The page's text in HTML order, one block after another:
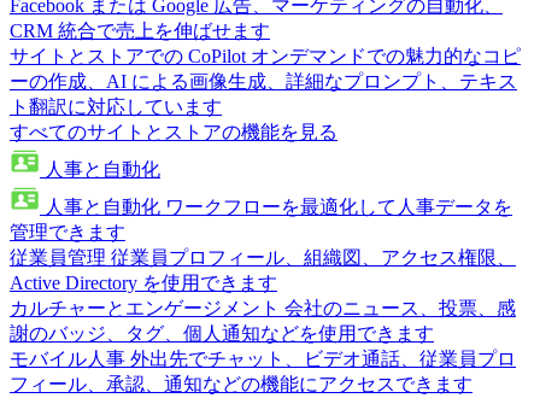
Facebook または Google 広告、マーケティングの自動化、
CRM 統合で売上を伸ばせます
サイトとストアでの CoPilot オンデマンドでの魅力的なコピ
ーの作成、AI による画像生成、詳細なプロンプト、テキス
ト翻訳に対応しています
すべてのサイトとストアの機能を見る
人事と自動化
人事と自動化 ワークフローを最適化して人事データを
管理できます
従業員管理 従業員プロフィール、組織図、アクセス権限、
Active Directory を使用できます
カルチャーとエンゲージメント 会社のニュース、投票、感
謝のバッジ、タグ、個人通知などを使用できます
モバイル人事 外出先でチャット、ビデオ通話、従業員プロ
フィール、承認、通知などの機能にアクセスできます